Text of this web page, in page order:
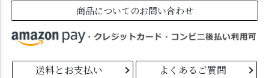
商品についてのお問い合わせ
送料とお支払い よくあるご質問